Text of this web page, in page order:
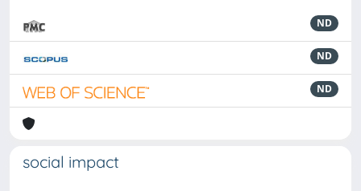
ND
ND
ND
social impact